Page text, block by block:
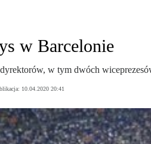
w Barcelonie
w tym dwóch
10.04.2020 20:41